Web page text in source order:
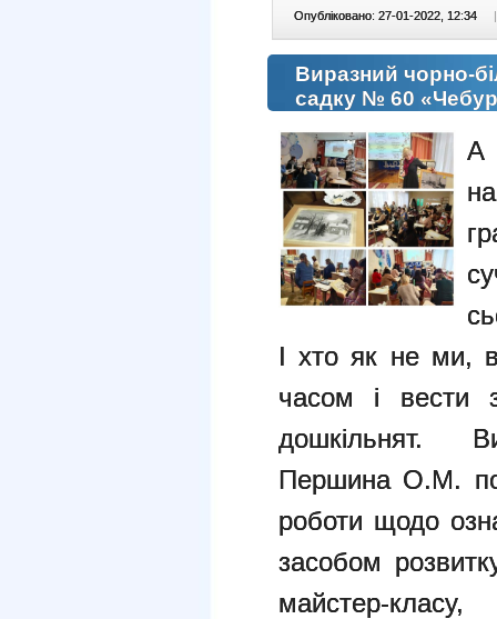
Опубліковано: 27-01-2022, 12:34 |
Виразний чорно-
садку № 60
А
І хто як не ми,
часом і
дошкільнят.
Першина О.М.
роботи щодо
засобом
майстер-